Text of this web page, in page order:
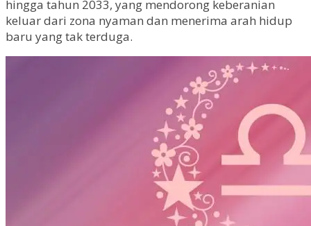
hingga tahun 2033, yang mendorong keberanian
keluar dari zona nyaman dan menerima arah hidup
baru yang tak terduga.